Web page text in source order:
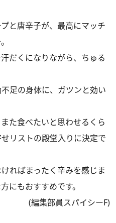
と唐辛子が、最高にマッチ
だくになりながら、ちゅる
足の身体に、ガツンと効い
た食べたいと思わせるくら
リストの殿堂入りに決定で
ればまったく辛みを感じま
にもおすすめです。
(編集部員スパイシーF)